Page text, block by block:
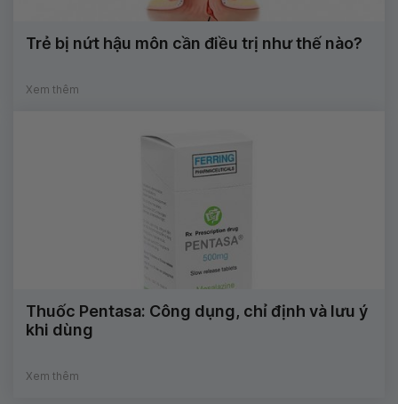
Trẻ bị nứt hậu môn cần điều trị như thế nào?
Xem thêm
Thuốc Pentasa: Công dụng, chỉ định và lưu ý
khi dùng
Xem thêm